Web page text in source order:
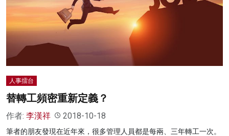
人事擂台
替轉工頻密重新定義？
作者: 李漢祥 2018-10-18
筆者的朋友發現在近年來，很多管理人員都是每兩、三年轉工一次。